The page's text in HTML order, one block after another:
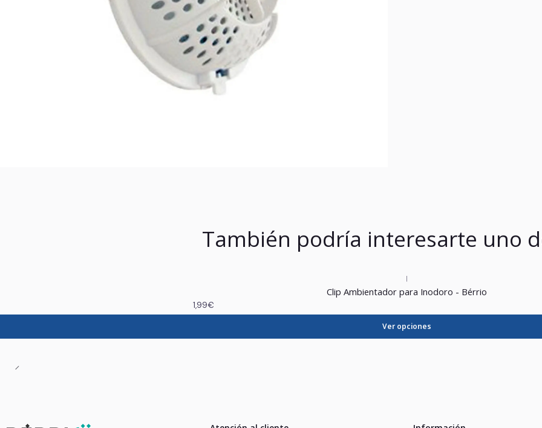
También podría interesarte uno
Clip Ambientador para Inodoro - Bérrio
1,99€
Ver opciones